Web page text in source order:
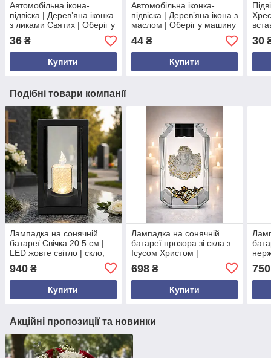
Автомобільна ікона-
підвіска | Дерев’яна іконка
з ликами Святих | Оберіг у
машину
36 ₴
Купити
Автомобільна іконка-
підвіска | Дерев’яна ікона з
маслом | Оберіг у машину
44₴
Купити
30
Подібні товари компанії
Лампадка на сонячній
батареї Свічка 20.5 см |
LED жовте світло | скло,
940 ₴
Купити
Лампадка на сонячній
батареї прозора зі скла з
Ісусом Христом |
срібляста | LED 19 см |
Польща
698₴
Купити
см |
750
Акційні пропозиції та новинки